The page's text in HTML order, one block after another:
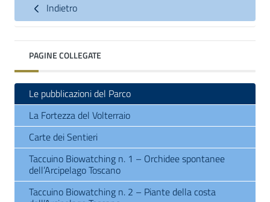
Indietro
PAGINE COLLEGATE
Le pubblicazioni del Parco
La Fortezza del Volterraio
Carte dei Sentieri
Taccuino Biowatching n. 1 – Orchidee spontanee
dell’Arcipelago Toscano
Taccuino Biowatching n. 2 – Piante della costa